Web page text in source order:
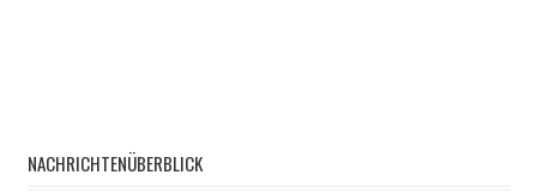
NACHRICHTENÜBERBLICK